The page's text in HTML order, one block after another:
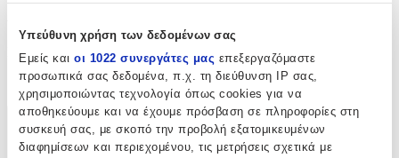
Υπεύθυνη χρήση των δεδομένων σας
Εμείς και οι 1022 συνεργάτες μας επεξεργαζόμαστε
προσωπικά σας δεδομένα, π.χ. τη διεύθυνση IP σας,
χρησιμοποιώντας τεχνολογία όπως cookies για να
αποθηκεύουμε και να έχουμε πρόσβαση σε πληροφορίες στη
συσκευή σας, με σκοπό την προβολή εξατομικευμένων
διαφημίσεων και περιεχομένου, τις μετρήσεις σχετικά με
Είδος
:
Φερμουάρ
Χαρακτηριστικά